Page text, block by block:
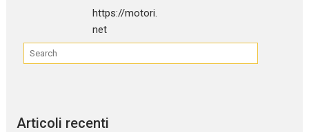
Articoli recenti